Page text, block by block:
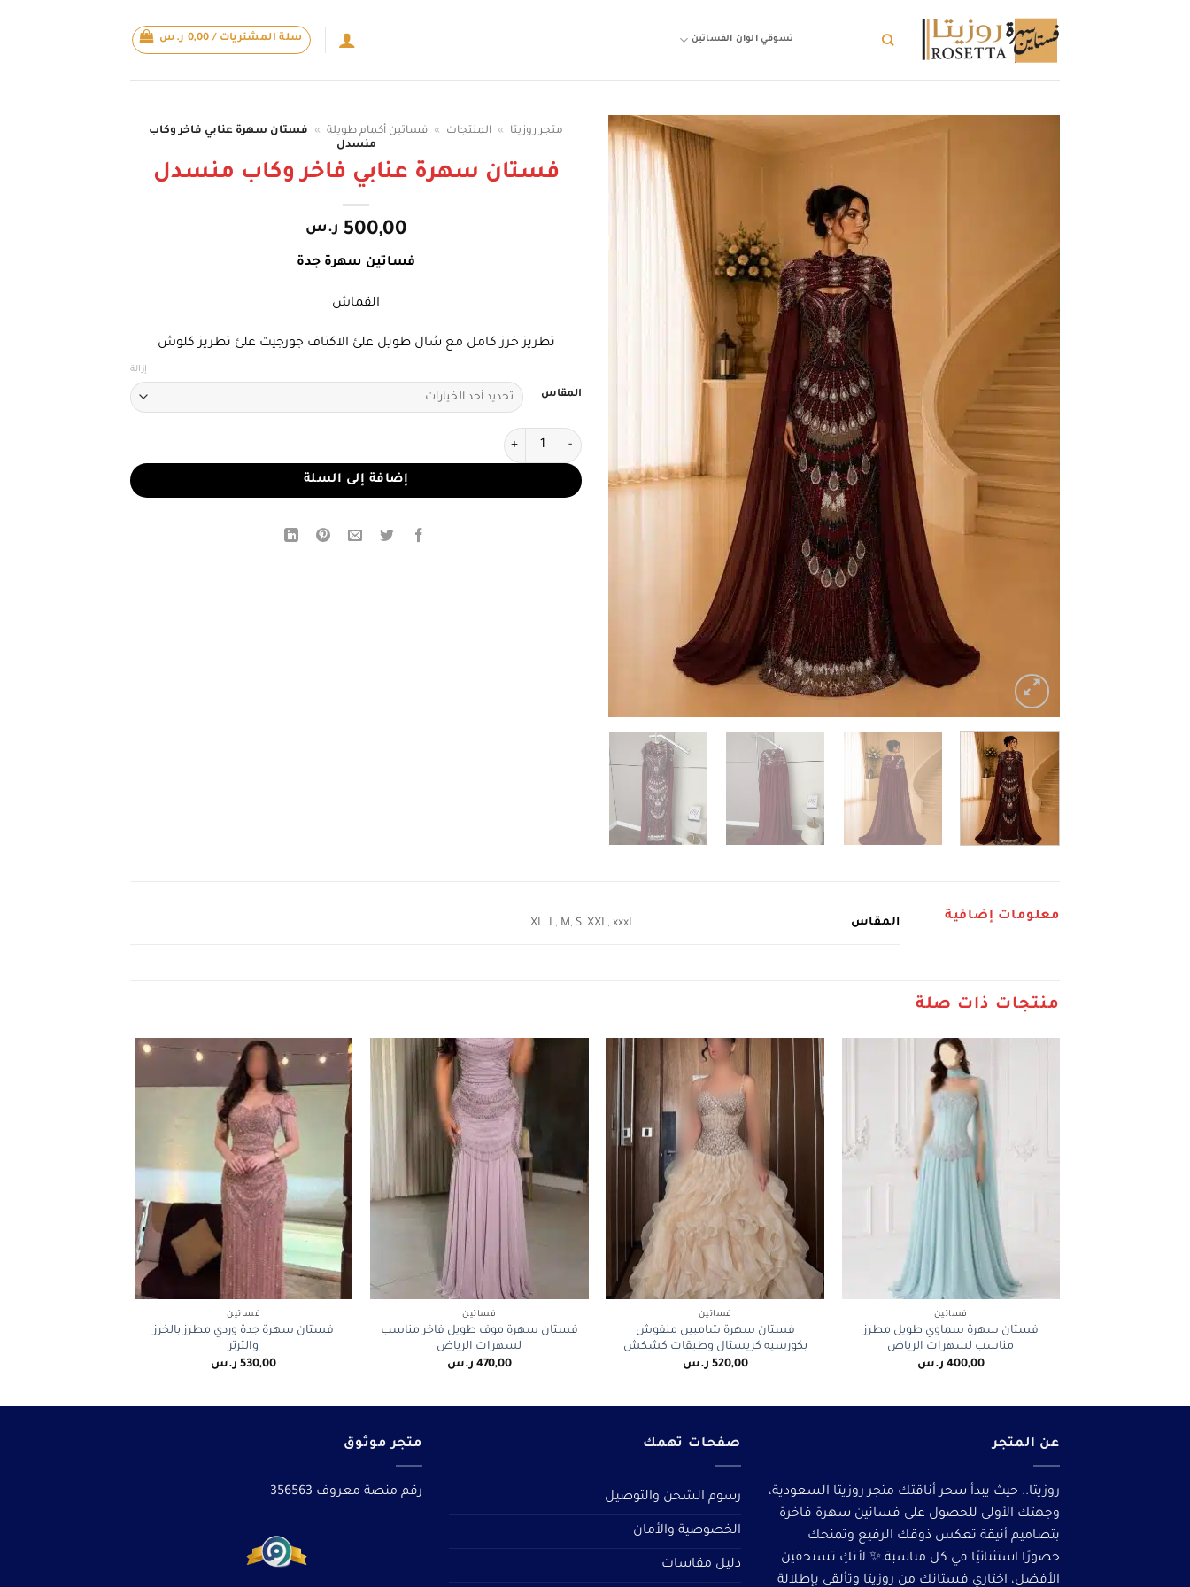
تسوقي الوان الفساتين سلة المشتريات / 0,00 ر.س
متجر روزيتا » المنتجات » فساتين أكمام طويلة »
فستان سهرة عنابي فاخر وكاب
منسدل
فستان سهرة عنابي فاخر وكاب منسدل
500,00 ر.س
فساتين سهرة جدة
القماش
تطريز خرز كامل مع شال طويل علئ الاكتاف جورجيت علئ تطريز كلوش
المقاس
إزالة
كمية فستان سهرة عنابي فاخر وكاب منسدل
إضافة إلى السلة
معلومات إضافية المقاس XL, L, M, S, XXL, xxxL
منتجات ذات صلة
فساتين
فستان سهرة سماوي طويل مطرز
مناسب لسهرات الرياض
400,00 ر.س
+
فساتين
فستان سهرة شامبين منفوش
بكورسيه كريستال وطبقات كشكش
520,00 ر.س
+
فساتين
فستان سهرة موف طويل فاخر مناسب
لسهرات الرياض
470,00 ر.س
فساتين
فستان سهرة جدة وردي مطرز بالخرز
والترتر
530,00 ر.س
عن المتجر
روزيتا.. حيث يبدأ سحر أناقتك متجر روزيتا السعودية،
وجهتك الأولى للحصول على فساتين سهرة فاخرة
بتصاميم أنيقة تعكس ذوقك الرفيع وتمنحك
حضورًا استثنائيًا في كل مناسبة.✨ لأنكِ تستحقين
الأفضل، اختاري فستانك من روزيتا وتألقى بإطلالة
صفحات تهمك
رسوم الشحن والتوصيل
الخصوصية والأمان
دليل مقاسات
متجر موثوق
رقم منصة معروف 356563